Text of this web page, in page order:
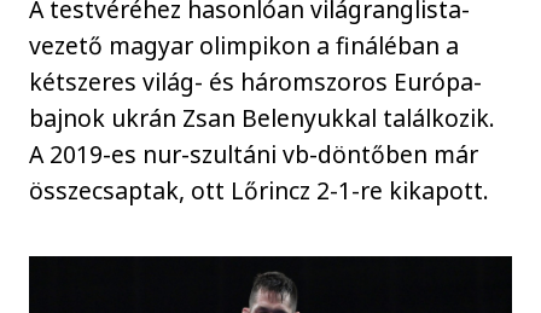
A testvéréhez hasonlóan világranglista-
vezető magyar olimpikon a fináléban a
kétszeres világ- és háromszoros Európa-
bajnok ukrán Zsan Belenyukkal találkozik.
A 2019-es nur-szultáni vb-döntőben már
összecsaptak, ott Lőrincz 2-1-re kikapott.